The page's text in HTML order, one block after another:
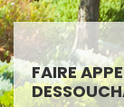
FAIRE